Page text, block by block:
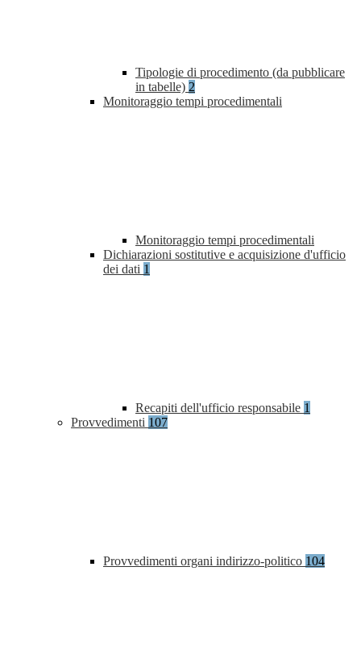
Tipologie di procedimento (da pubblicare
in tabelle) 2
Monitoraggio tempi procedimentali
Monitoraggio tempi procedimentali
Dichiarazioni sostitutive e acquisizione d'ufficio
dei dati 1
Recapiti dell'ufficio responsabile 1
Provvedimenti 107
Provvedimenti organi indirizzo-politico 104